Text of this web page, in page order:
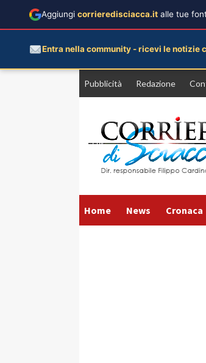
Pubblicità Redazione
Home News Cronaca
Aggiungi corrieredisciacca.it alle tue
Entra nella community - ricevi le notizie